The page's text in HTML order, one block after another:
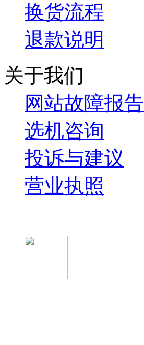
换货流程
退款说明
关于我们
网站故障报告
选机咨询
投诉与建议
营业执照